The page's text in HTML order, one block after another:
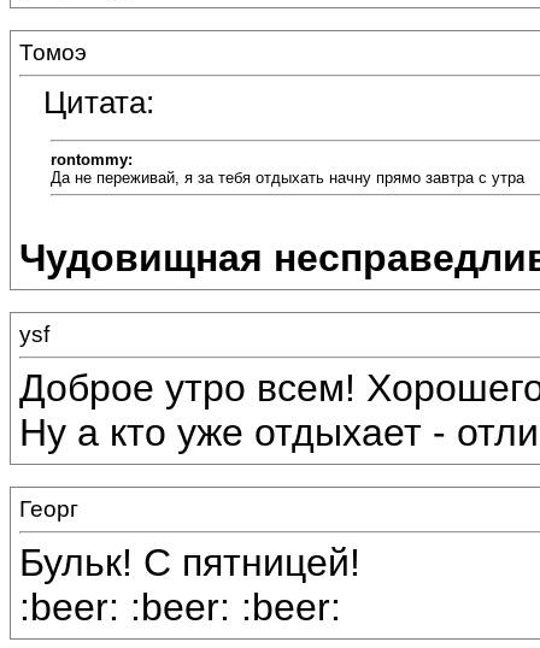
Томоэ
Цитата:
rontommy:
Да не переживай, я за тебя отдыхать начну прямо завтра с утра
Чудовищная
ysf
Доброе утро всем!
Ну а кто уже отдыхает -
Георг
Бульк! С пятницей!
:beer: :beer: :beer: